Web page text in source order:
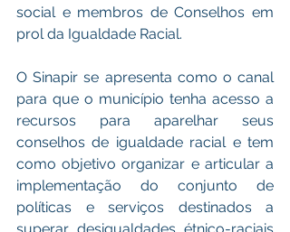
social e membros de Conselhos em
prol da Igualdade Racial.
O Sinapir se apresenta como o canal
para que o município tenha acesso a
recursos para aparelhar seus
conselhos de igualdade racial e tem
como objetivo organizar e articular a
implementação do conjunto de
políticas e serviços destinados a
superar desigualdades étnico-raciais